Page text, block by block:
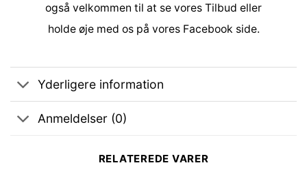
også velkommen til at se vores Tilbud eller
holde øje med os på vores Facebook side.
Yderligere information
Anmeldelser (0)
RELATEREDE VARER